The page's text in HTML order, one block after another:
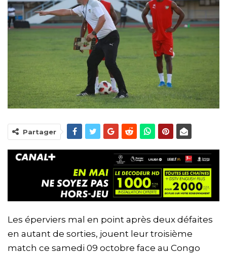
Partager
Les éperviers mal en point après deux défaites
en autant de sorties, jouent leur troisième
match ce samedi 09 octobre face au Congo